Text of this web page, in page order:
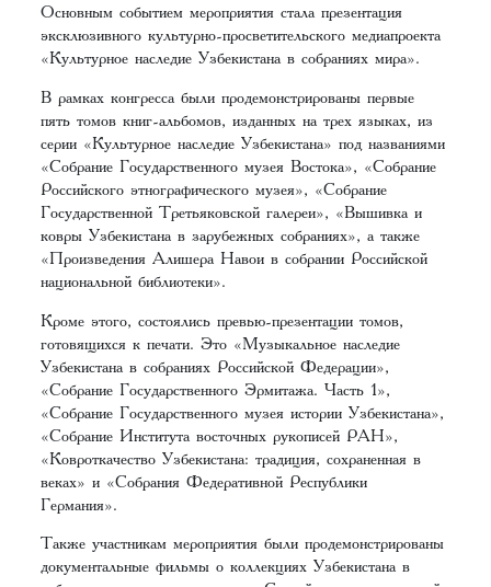
Основным событием мероприятия стала презентация
эксклюзивного культурно-просветительского медиапроекта
«Культурное наследие Узбекистана в собраниях мира».
В рамках конгресса были продемонстрированы первые
пять томов книг-альбомов, изданных на трех языках, из
серии «Культурное наследие Узбекистана» под названиями
«Собрание Государственного музея Востока», «Собрание
Российского этнографического музея», «Собрание
Государственной Третьяковской галереи», «Вышивка и
ковры Узбекистана в зарубежных собраниях», а также
«Произведения Алишера Навои в собрании Российской
национальной библиотеки».
Кроме этого, состоялись превью-презентации томов,
готовящихся к печати. Это «Музыкальное наследие
Узбекистана в собраниях Российской Федерации»,
«Собрание Государственного Эрмитажа. Часть 1»,
«Собрание Государственного музея истории Узбекистана»,
«Собрание Института восточных рукописей РАН»,
«Ковроткачество Узбекистана: традиция, сохраненная в
веках» и «Собрания Федеративной Республики
Германия».
Также участникам мероприятия были продемонстрированы
документальные фильмы о коллекциях Узбекистана в